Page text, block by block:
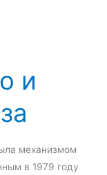
и
механизмом
в 1979 году